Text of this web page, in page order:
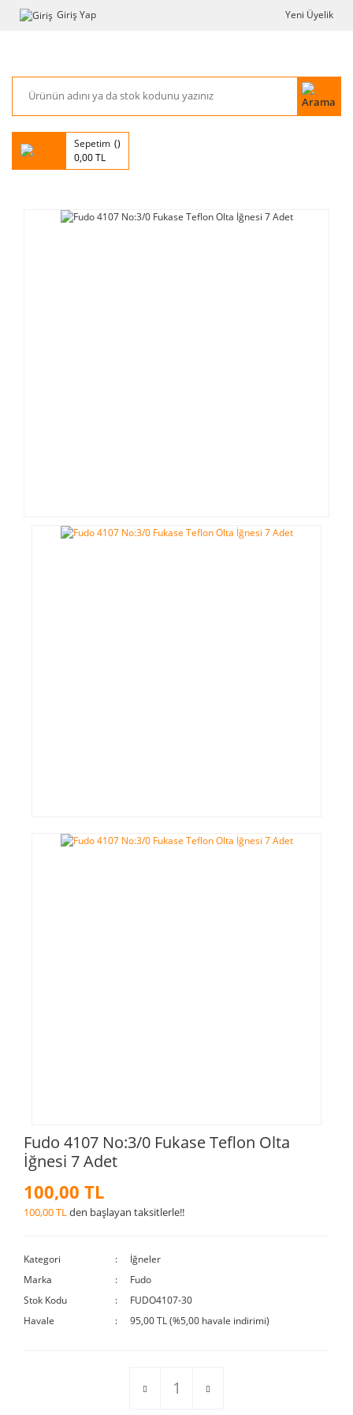
Giriş Yap Yeni Üyelik
Sepetim
0,00 TL
Fudo 4107 No:3/0 Fukase Teflon Olta
İğnesi 7 Adet
100,00 TL
100,00 TLden başlayan taksitlerle!!
Kategori
İğneler
Marka
Fudo
Stok Kodu
FUDO4107-30
Havale
95,00 TL (%5,00 havale indirimi)